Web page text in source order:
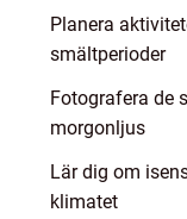
Planera
smältperioder
Fotografera de
morgonljus
Lär dig om
klimatet